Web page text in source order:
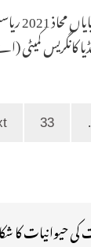
نہ تو
کانگریس
Page
33
کی حیوانیات